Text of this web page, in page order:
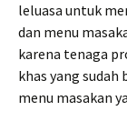
leluasa untuk
dan menu
karena tenaga
khas yang
menu masakan